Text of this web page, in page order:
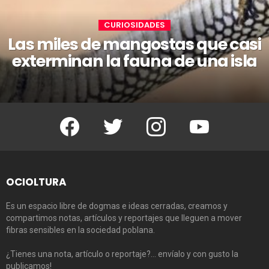
CURIOSIDADES
Las miles de mangostas que casi
exterminan la fauna de una isla
Facebook Twitter Instagram Youtube
OCIOLTURA
Es un espacio libre de dogmas e ideas cerradas, creamos y
compartimos notas, artículos y reportajes que lleguen a mover
fibras sensibles en la sociedad poblana.
¿Tienes una nota, artículo o reportaje?… envíalo y con gusto la
publicamos!